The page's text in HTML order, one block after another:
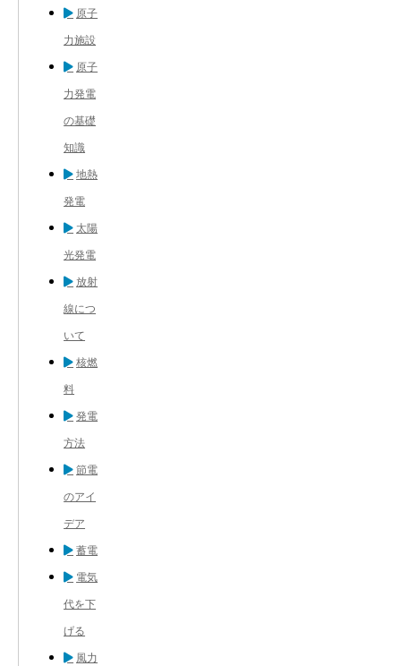
原子
力施設
原子
力発電
の基礎
知識
地熱
発電
太陽
光発電
放射
線につ
いて
核燃
料
発電
方法
節電
のアイ
デア
蓄電
電気
代を下
げる
風力